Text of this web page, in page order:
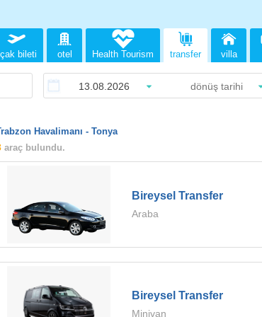
bileti otel transfer villa
Health Tourism
Havalimanı - Tonya
araç bulundu.
Bireysel Transfer
Araba
Bireysel Transfer
Minivan